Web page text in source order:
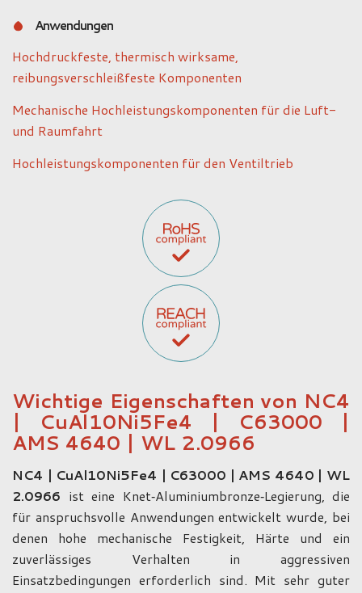
Anwendungen
Hochdruckfeste, thermisch wirksame,
reibungsverschleißfeste Komponenten
Mechanische Hochleistungskomponenten für die Luft-
und Raumfahrt
Hochleistungskomponenten für den Ventiltrieb
Wichtige Eigenschaften von NC4
| CuAl10Ni5Fe4 | C63000 |
AMS 4640 | WL 2.0966
NC4 | CuAl10Ni5Fe4 | C63000 | AMS 4640 | WL
2.0966 ist eine Knet‑Aluminiumbronze‑Legierung, die
für anspruchsvolle Anwendungen entwickelt wurde, bei
denen hohe mechanische Festigkeit, Härte und ein
zuverlässiges Verhalten in aggressiven
Einsatzbedingungen erforderlich sind. Mit sehr guter